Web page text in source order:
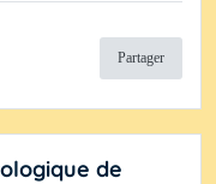
Partager
de